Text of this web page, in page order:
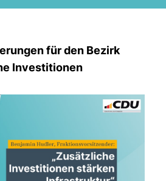
für den Bezirk
Investitionen